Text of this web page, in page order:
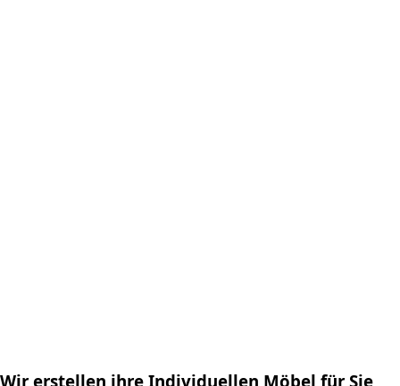
Wir erstellen ihre Individuellen Möbel für Sie